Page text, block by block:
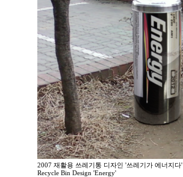
2007 재활용 쓰레기통 디자인 '쓰레기가 에너지다'
Recycle Bin Design 'Energy'